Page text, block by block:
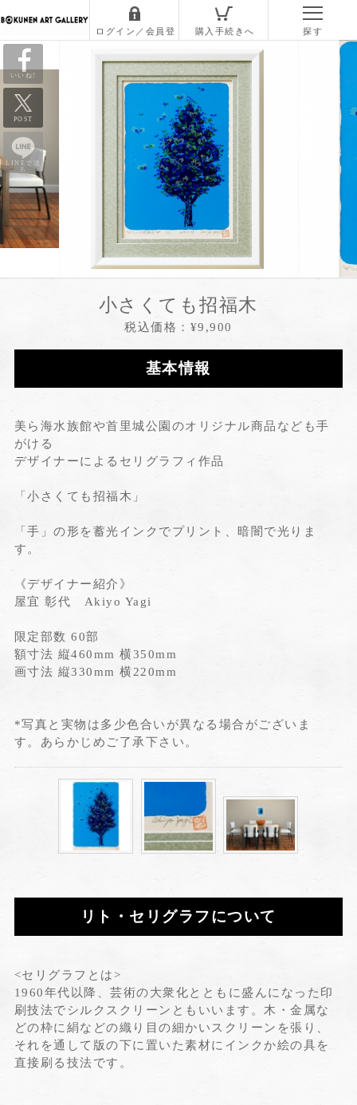
いいね!
POST
LINEで送
る
小さくても招福木
税込価格：¥9,900
基本情報
美ら海水族館や首里城公園のオリジナル商品なども手
がける
デザイナーによるセリグラフィ作品
「小さくても招福木」
「手」の形を蓄光インクでプリント、暗闇で光りま
す。
《デザイナー紹介》
屋宜 彰代 Akiyo Yagi
限定部数 60部
額寸法 縦460mm 横350mm
画寸法 縦330mm 横220mm
*写真と実物は多少色合いが異なる場合がございま
す。あらかじめご了承下さい。
リト・セリグラフについて
<セリグラフとは>
1960年代以降、芸術の大衆化とともに盛んになった印
刷技法でシルクスクリーンともいいます。木・金属な
どの枠に絹などの織り目の細かいスクリーンを張り、
それを通して版の下に置いた素材にインクか絵の具を
直接刷る技法です。